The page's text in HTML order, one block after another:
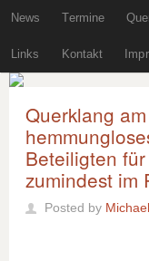
News Termine
Links Kontakt
Querklang
Beteiligten
zumindest im
Posted by